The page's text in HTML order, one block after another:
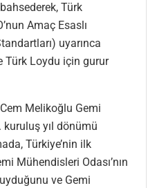
Türk
Amaç Esaslı
uyarınca
Türk Loydu için gurur
Melikoğlu Gemi
kuruluş yıl dönümü
Türkiye’nin ilk
Mühendisleri Odası’nın
ve Gemi